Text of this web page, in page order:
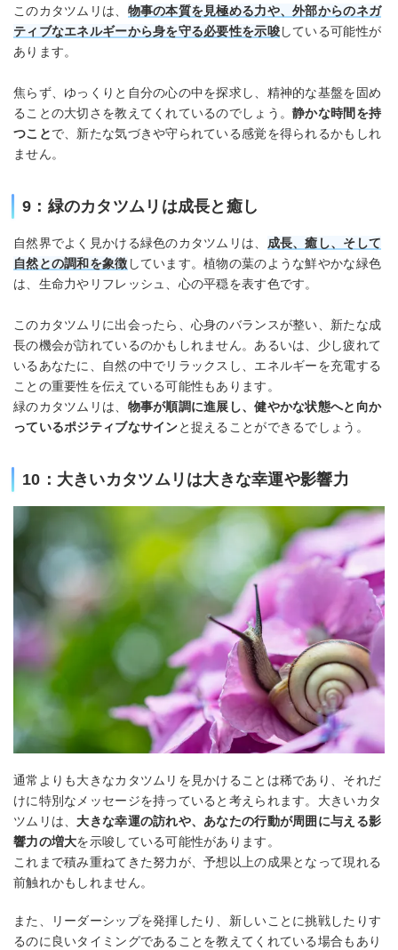
このカタツムリは、 物事の本質を見極める力や、外部からのネガ
ティブなエネルギーから身を守る必要性を示唆している可能性が
あります。
焦らず、ゆっくりと自分の心の中を探求し、精神的な基盤を固め
ることの大切さを教えてくれているのでしょう。静かな時間を持
つことで、新たな気づきや守られている感覚を得られるかもしれ
ません。
9：緑のカタツムリは成長と癒し
自然界でよく見かける緑色のカタツムリは、 成長、癒し、そして
自然との調和を象徴 しています。植物の葉のような鮮やかな緑色
は、生命力やリフレッシュ、心の平穏を表す色です。
このカタツムリに出会ったら、心身のバランスが整い、新たな成
長の機会が訪れているのかもしれません。あるいは、少し疲れて
いるあなたに、自然の中でリラックスし、エネルギーを充電する
ことの重要性を伝えている可能性もあります。
緑のカタツムリは、 物事が順調に進展し、健やかな状態へと向か
っているポジティブなサインと捉えることができるでしょう。
10：大きいカタツムリは大きな幸運や影響力
通常よりも大きなカタツムリを見かけることは稀であり、それだ
けに特別なメッセージを持っていると考えられます。大きいカタ
ツムリは、 大きな幸運の訪れや、あなたの行動が周囲に与える影
響力の増大を示唆している可能性があります。
これまで積み重ねてきた努力が、予想以上の成果となって現れる
前触れかもしれません。
また、リーダーシップを発揮したり、新しいことに挑戦したりす
るのに良いタイミングであることを教えてくれている場合もあり